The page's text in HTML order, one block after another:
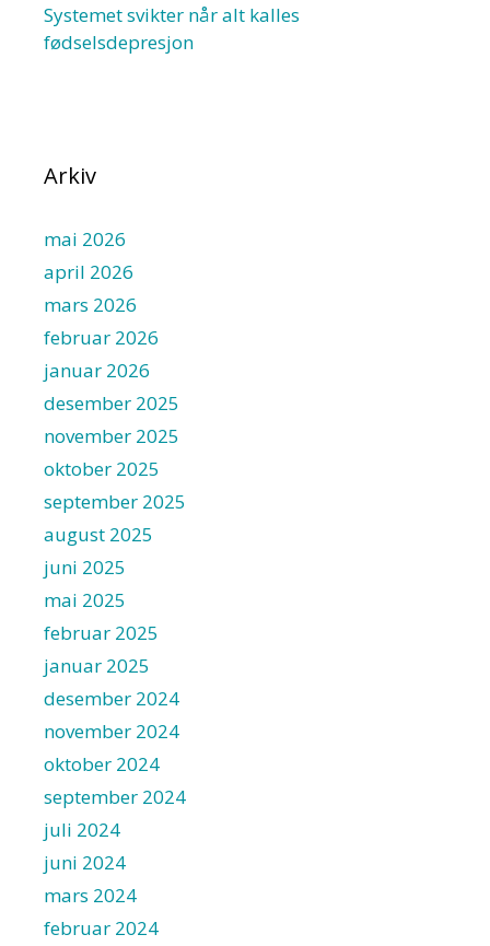
Systemet svikter når alt kalles
fødselsdepresjon
Arkiv
mai 2026
april 2026
mars 2026
februar 2026
januar 2026
desember 2025
november 2025
oktober 2025
september 2025
august 2025
juni 2025
mai 2025
februar 2025
januar 2025
desember 2024
november 2024
oktober 2024
september 2024
juli 2024
juni 2024
mars 2024
februar 2024